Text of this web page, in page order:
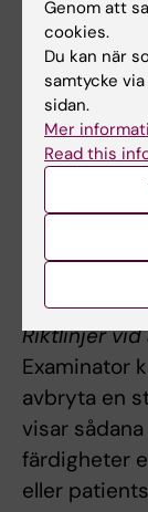
studerande
nästa gång
Antalet
VIL och
begränsat.
begränsad
vid
Riktlinjer vid
Examinator
avbryta en
visar
färdigheter
eller
Genom att
cookies.
Du kan när
samtycke
sidan.
Mer
Read this